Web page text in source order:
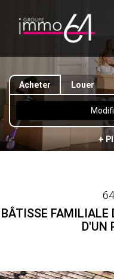
Acheter Louer
+
BÂTISSE FAMILIALE
D'UN